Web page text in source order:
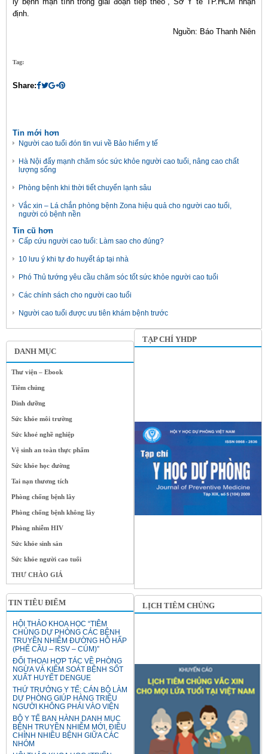
DANH MỤC
Thư viện – Ebook
Tiêm chủng
Dinh dưỡng
Sức khỏe môi trường
Sức khoẻ nghề nghiệp
Vệ sinh an toàn thực phẩm
Sức khỏe học đường
Tai nạn thương tích
Phòng chống bệnh lây
Phòng chống bệnh không lây
Phòng nhiễm HIV
Sức khỏe sinh sản
Sức khỏe người cao tuổi
THƯ CHÀO GIÁ
TIN TIÊU ĐIỂM
HỘI THẢO KHOA HỌC “TIÊM
CHỦNG DỰ PHÒNG CÁC BỆNH
TRUYỀN NHIỄM ĐƯỜNG HÔ HẤP
(PHẾ CẦU – RSV – CÚM)”
ĐỐI THOẠI HỢP TÁC VỀ PHÒNG
NGỪA VÀ KIỂM SOÁT BỆNH SỐT
XUẤT HUYẾT DENGUE
THỨ TRƯỞNG Y TẾ: CÁN BỘ LÀM
DỰ PHÒNG GIÚP HÀNG TRIỆU
NGƯỜI KHÔNG PHẢI VÀO VIỆN
BỘ Y TẾ BAN HÀNH DANH MỤC
BỆNH TRUYỀN NHIỄM MỚI, ĐIỀU
CHỈNH NHIỀU BỆNH GIỮA CÁC
NHÓM
định.
Nguồn: Báo Thanh Niên
Tag:
Share:
Tin mới hơn
Người cao tuổi đón tin vui về Bảo hiểm y tế
Hà Nội đẩy mạnh chăm sóc sức khỏe người cao tuổi, nâng cao chất
lượng sống
Phòng bệnh khi thời tiết chuyển lạnh sâu
Vắc xin – Lá chắn phòng bệnh Zona hiệu quả cho người cao tuổi,
người có bệnh nền
Tin cũ hơn
Cấp cứu người cao tuổi: Làm sao cho đúng?
10 lưu ý khi tự đo huyết áp tại nhà
Phó Thủ tướng yêu cầu chăm sóc tốt sức khỏe người cao tuổi
Các chính sách cho người cao tuổi
Người cao tuổi được ưu tiên khám bệnh trước
TẠP CHÍ YHDP
LỊCH TIÊM CHỦNG